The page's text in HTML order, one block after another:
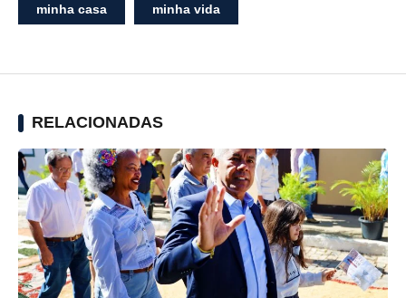
minha casa minha vida
RELACIONADAS